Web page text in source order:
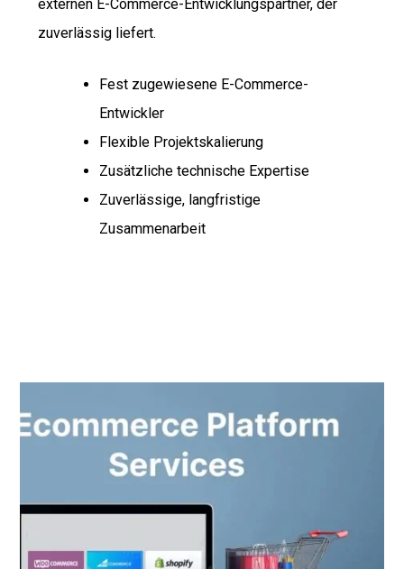
externen E-Commerce-Entwicklungspartner, der
zuverlässig liefert.
Fest zugewiesene E-Commerce-
Entwickler
Flexible Projektskalierung
Zusätzliche technische Expertise
Zuverlässige, langfristige
Zusammenarbeit